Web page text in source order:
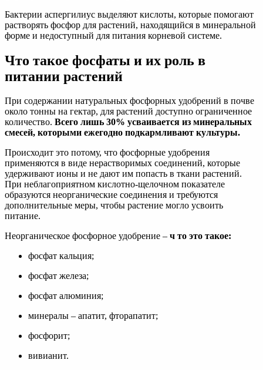
Бактерии аспергилиус выделяют кислоты, которые помогают
растворять фосфор для растений, находящийся в минеральной
форме и недоступный для питания корневой системе.
Что такое фосфаты и их роль в
питании растений
При содержании натуральных фосфорных удобрений в почве
около тонны на гектар, для растений доступно ограниченное
количество. Всего лишь 30% усваивается из минеральных
смесей, которыми ежегодно подкармливают культуры.
Происходит это потому, что фосфорные удобрения
применяются в виде нерастворимых соединений, которые
удерживают ионы и не дают им попасть в ткани растений.
При неблагоприятном кислотно-щелочном показателе
образуются неорганические соединения и требуются
дополнительные меры, чтобы растение могло усвоить
питание.
Неорганическое фосфорное удобрение – ч то это такое:
фосфат кальция;
фосфат железа;
фосфат алюминия;
минералы – апатит, фторапатит;
фосфорит;
вивианит.